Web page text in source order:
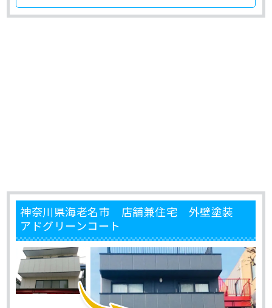
神奈川県海老名市 店舗兼住宅 外壁塗装
アドグリーンコート